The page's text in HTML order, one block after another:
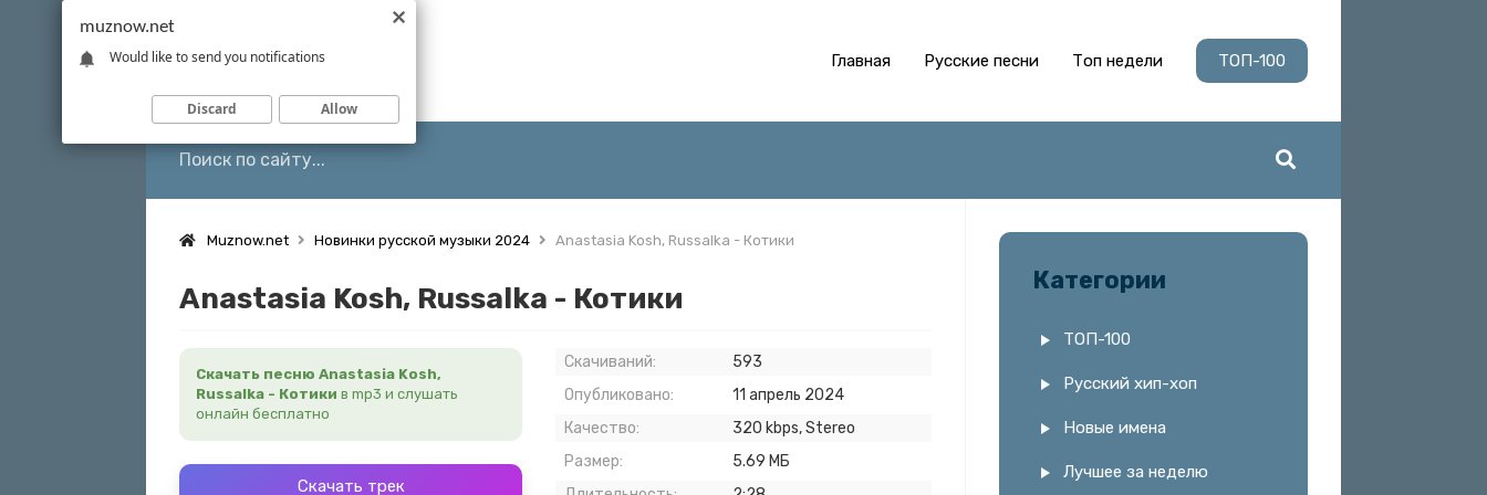
Главная Русские песни Топ недели ТОП-100
Muznow.net Новинки русской музыки 2024 Anastasia Kosh, Russalka - Котики
Anastasia Kosh, Russalka - Котики
Скачать песню Anastasia Kosh,
Russalka - Котики в mp3 и слушать
онлайн бесплатно
Скачать трек
Скачиваний:
593
Опубликовано:
11 апрель 2024
Качество:
320 kbps, Stereo
Размер:
5.69 МБ
Категории
ТОП-100
Русский хип-хоп
Новые имена
Лучшее за неделю
muznow.net
Would like to send you notifications
Discard Allow